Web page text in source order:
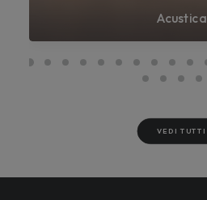
Acustica
VEDI TUTTI